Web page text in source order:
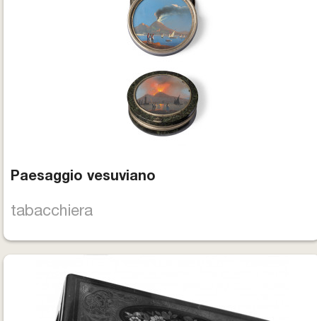
Paesaggio vesuviano
tabacchiera